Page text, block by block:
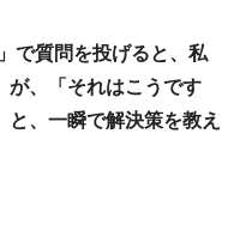
で質問を投げると、私
が、「それはこうです
、一瞬で解決策を教え